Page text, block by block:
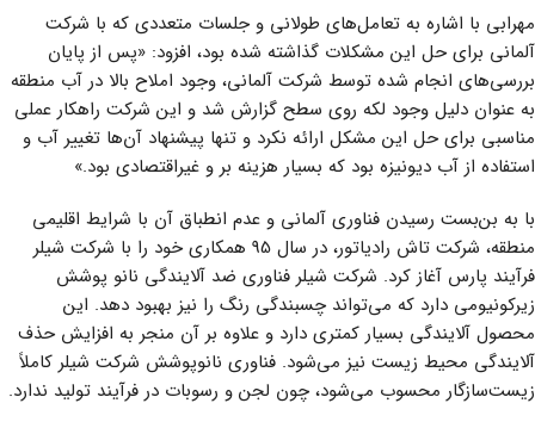
مهرابی با اشاره به تعامل‌های طولانی و جلسات متعددی که با شرکت
آلمانی برای حل این مشکلات گذاشته شده بود، افزود: «پس از پایان
بررسی‌های انجام شده توسط شرکت آلمانی، وجود املاح بالا در آب منطقه
به عنوان دلیل وجود لکه روی سطح گزارش شد و این شرکت راهکار عملی
مناسبی برای حل این مشکل ارائه نکرد و تنها پیشنهاد آن‌ها تغییر آب و
استفاده از آب دیونیزه بود که بسیار هزینه بر و غیراقتصادی بود.»
با به بن‌بست رسیدن فناوری آلمانی و عدم انطباق آن با شرایط اقلیمی
منطقه، شرکت تاش رادیاتور، در سال 95 همکاری خود را با شرکت شیلر
فرآیند پارس آغاز کرد. شرکت شیلر فناوری ضد آلایندگی نانو پوشش
زیرکونیومی دارد که می‌تواند چسبندگی رنگ را نیز بهبود دهد. این
محصول آلایندگی بسیار کمتری دارد و علاوه بر آن منجر به افزایش حذف
آلایندگی محیط زیست نیز می‌شود. فناوری نانوپوشش شرکت شیلر کاملاً
زیست‌سازگار محسوب می‌شود، چون لجن و رسوبات در فرآیند تولید ندارد.